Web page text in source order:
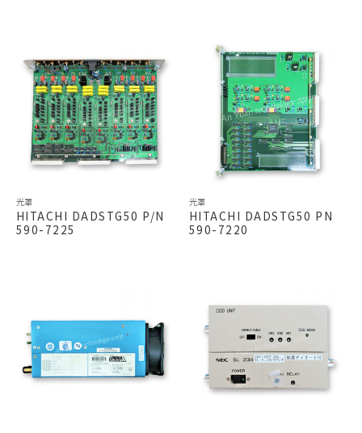
光罩
HITACHI DADSTG50 P/N
590-7225
光罩
HITACHI DADSTG50 PN
590-7220